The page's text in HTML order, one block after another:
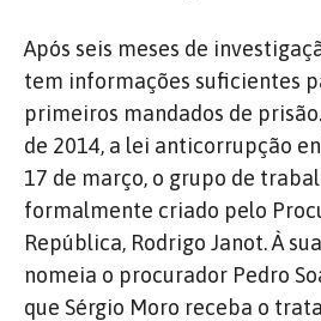
Após seis meses de
tem informações suficientes
primeiros mandados de
de 2014, a lei anticorrupção
17 de março, o grupo de
formalmente criado pelo
República, Rodrigo Janot. À
nomeia o procurador Pedro
que Sérgio Moro receba o